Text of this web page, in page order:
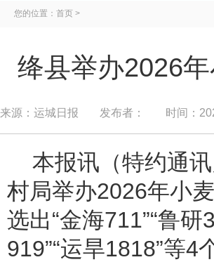
您的位置： 首页 >
绛县举办2026
来源：运城日报 发布者： 时间：
本报讯（特约通
村局举办2026年小
选出“金海711”“鲁
919”“运旱1818”等